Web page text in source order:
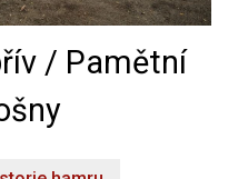
/ Pamětní